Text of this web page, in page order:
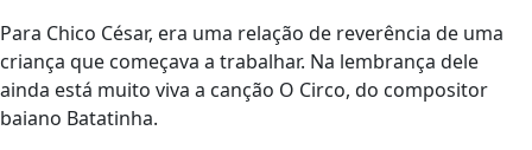
Para Chico César, era uma relação de reverência de uma
criança que começava a trabalhar. Na lembrança dele
ainda está muito viva a canção O Circo, do compositor
baiano Batatinha.